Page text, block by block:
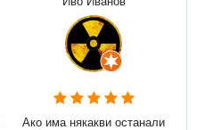
Ако има някакви останали